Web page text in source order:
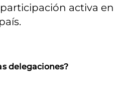
activa en
delegaciones?